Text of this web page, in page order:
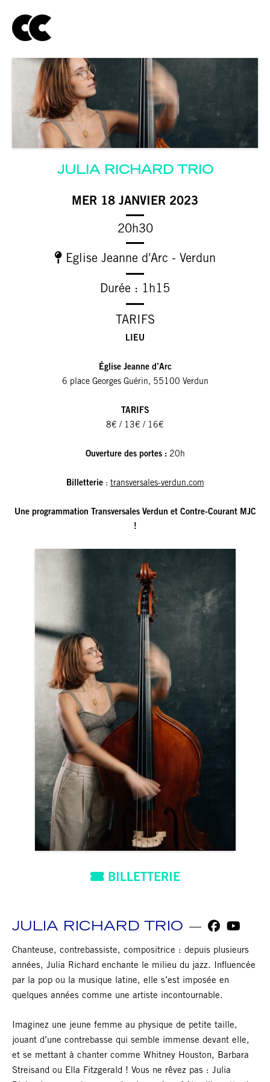
JULIA RICHARD TRIO
MER 18 JANVIER 2023
20h30
Eglise Jeanne d'Arc - Verdun
Durée : 1h15
TARIFS
LIEU
Église Jeanne d’Arc
6 place Georges Guérin, 55100 Verdun
TARIFS
8€ / 13€ / 16€
Ouverture des portes : 20h
Billetterie : transversales-verdun.com
Une programmation Transversales Verdun et Contre-Courant MJC
!
BILLETTERIE
JULIA RICHARD TRIO
Chanteuse, contrebassiste, compositrice : depuis plusieurs
années, Julia Richard enchante le milieu du jazz. Influencée
par la pop ou la musique latine, elle s’est imposée en
quelques années comme une artiste incontournable.
Imaginez une jeune femme au physique de petite taille,
jouant d’une contrebasse qui semble immense devant elle,
et se mettant à chanter comme Whitney Houston, Barbara
Streisand ou Ella Fitzgerald ! Vous ne rêvez pas : Julia